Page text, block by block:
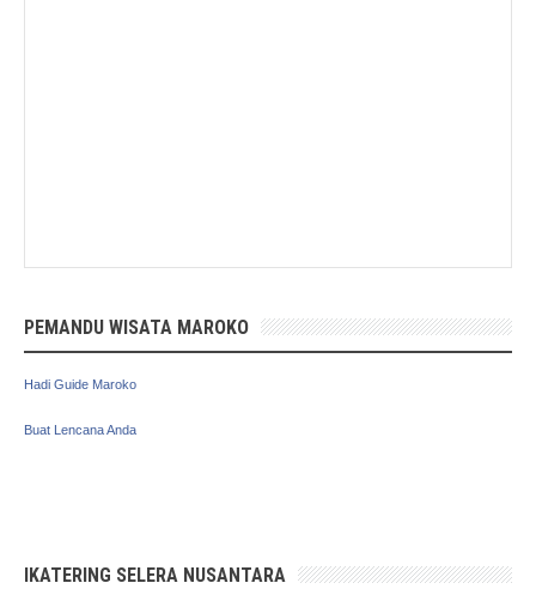
PEMANDU WISATA MAROKO
Hadi Guide Maroko
Buat Lencana Anda
IKATERING SELERA NUSANTARA